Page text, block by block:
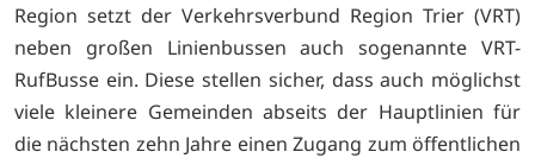
Region setzt der Verkehrsverbund Region Trier (VRT)
neben großen Linienbussen auch sogenannte VRT-
RufBusse ein. Diese stellen sicher, dass auch möglichst
viele kleinere Gemeinden abseits der Hauptlinien für
die nächsten zehn Jahre einen Zugang zum öffentlichen